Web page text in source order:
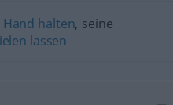
Hand halten, seine
lassen